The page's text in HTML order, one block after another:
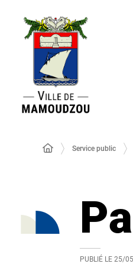
Service public
PUBLIÉ LE 25/